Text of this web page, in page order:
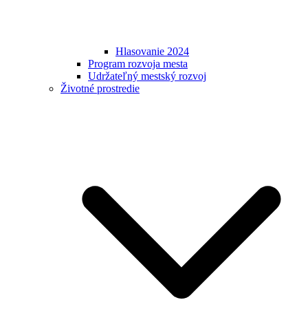
Hlasovanie 2024
Program rozvoja mesta
Udržateľný mestský rozvoj
Životné prostredie